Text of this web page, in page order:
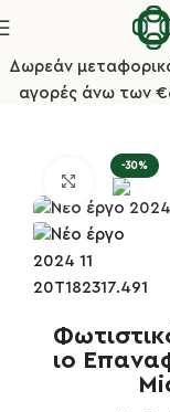
Δωρεάν
αγορές άνω των
σελίδα
-30%
Κλικ για
ιο